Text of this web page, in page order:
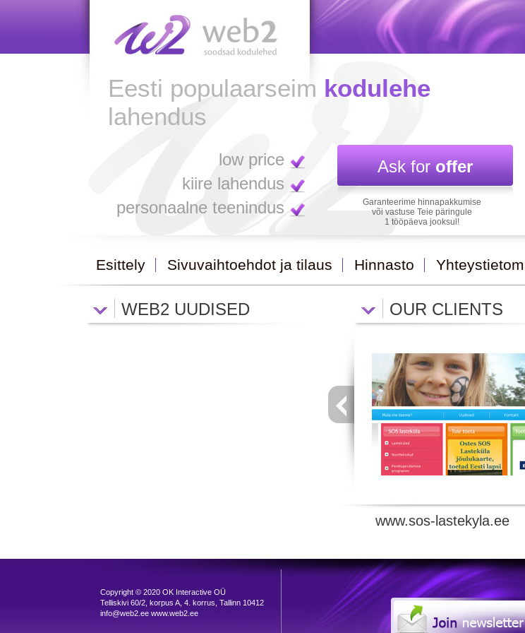
Eesti populaarseim kodulehe
lahendus
low price
kiire lahendus
personaalne teenindus
Ask foroffer
Garanteerime hinnapakkumise
või vastuse Teie päringule
1 tööpäeva jooksul!
Esittely Sivuvaihtoehdot ja tilaus Hinnasto
WEB2 UUDISED OUR CLIENTS
www.sos-lastekyla.ee
Copyright © 2020 OK Interactive OÜ
Telliskivi 60/2, korpus A, 4. korrus, Tallinn 10412
info@web2.ee www.web2.ee